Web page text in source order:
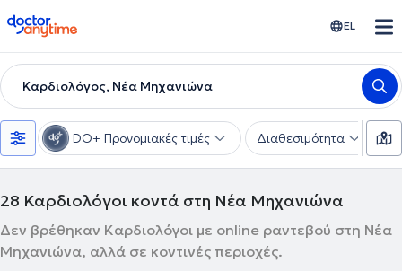
doctoranytime EL
Καρδιολόγος, Νέα Μηχανιώνα
DO+ Προνομιακές τιμές Διαθεσιμότητα
28 Καρδιολόγοι κοντά στη Νέα Μηχανιώνα
Δεν βρέθηκαν Καρδιολόγοι με online ραντεβού στη Νέα
Μηχανιώνα, αλλά σε κοντινές περιοχές.